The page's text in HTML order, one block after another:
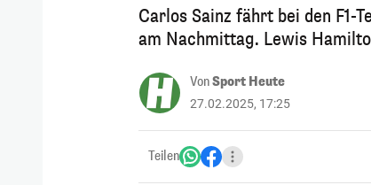
Carlos Sainz fährt bei den
am Nachmittag. Lewis
VonSport Heute
27.02.2025, 17:25
Teilen